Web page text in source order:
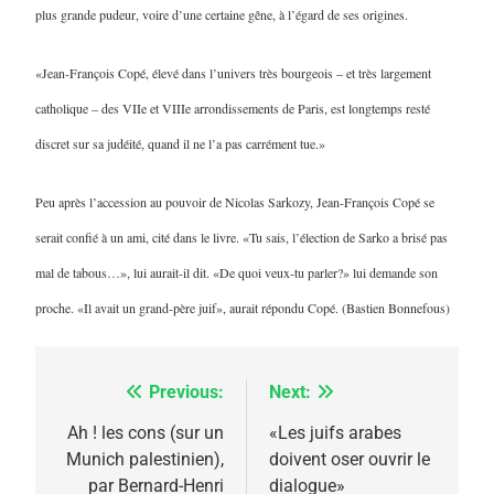
plus grande pudeur, voire d’une certaine gêne, à l’égard de ses origines.
«Jean-François Copé, élevé dans l’univers très bourgeois – et très largement
catholique – des VIIe et VIIIe arrondissements de Paris, est longtemps resté
discret sur sa judéité, quand il ne l’a pas carrément tue.»
Peu après l’accession au pouvoir de Nicolas Sarkozy, Jean-François Copé se
serait confié à un ami, cité dans le livre. «Tu sais, l’élection de Sarko a brisé pas
mal de tabous…», lui aurait-il dit. «De quoi veux-tu parler?» lui demande son
proche. «Il avait un grand-père juif», aurait répondu Copé. (Bastien Bonnefous)
Navigation
de
l’article
Previous:
Ah ! les cons (sur un
Munich palestinien),
par Bernard-Henri
Next:
«Les juifs arabes
doivent oser ouvrir le
dialogue»
5
2025, l’année la plus